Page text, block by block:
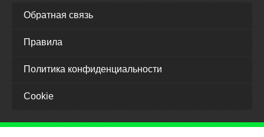
Обратная связь
Правила
Политика конфиденциальности
Cookie